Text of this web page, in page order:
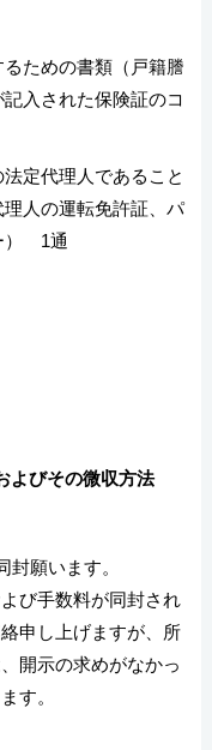
ための書類（戸籍謄
入された保険証のコ
定代理人であること
人の運転免許証、パ
） 1通
よびその微収方法
願います。
び手数料が同封され
申し上げますが、所
開示の求めがなかっ
す。